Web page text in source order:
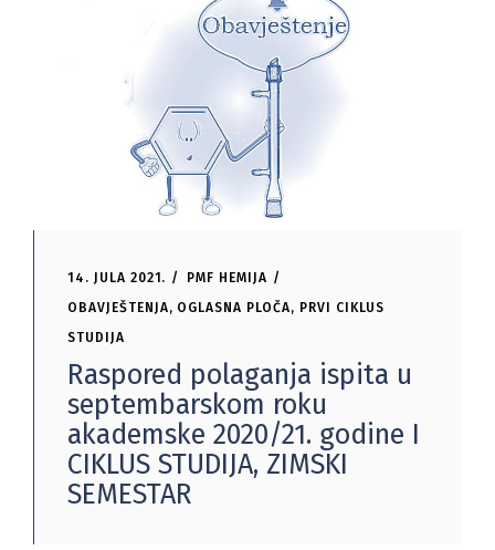
14. JULA 2021.
PMF HEMIJA
OBAVJEŠTENJA, OGLASNA PLOČA, PRVI CIKLUS
STUDIJA
Raspored polaganja ispita u
septembarskom roku
akademske 2020/21. godine I
CIKLUS STUDIJA, ZIMSKI
SEMESTAR